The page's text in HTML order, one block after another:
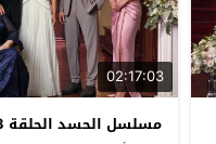
02:17:03
مسلسل الحسد الحلقة 3 مترجم